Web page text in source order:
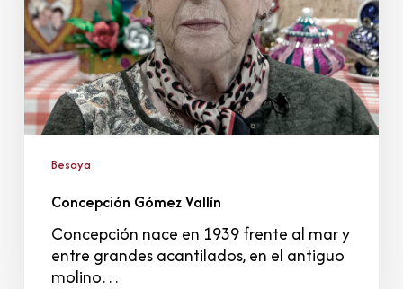
Besaya
Concepción Gómez Vallín
Concepción nace en 1939 frente al mar y
entre grandes acantilados, en el antiguo
molino…